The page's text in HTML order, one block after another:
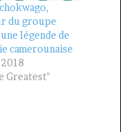
du groupe
légende de
camerounaise
Greatest"